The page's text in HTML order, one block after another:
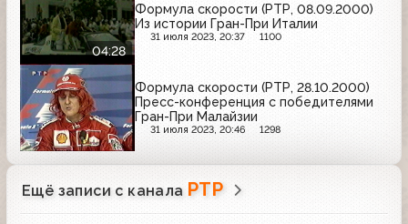
04:28
Формула скорости (РТР, 08.09.2000)
Из истории Гран-При Италии
31 июля 2023, 20:37 1100
Формула скорости (РТР, 28.10.2000)
Пресс-конференция с победителями
Гран-При Малайзии
31 июля 2023, 20:46 1298
Ещё записи с канала РТР